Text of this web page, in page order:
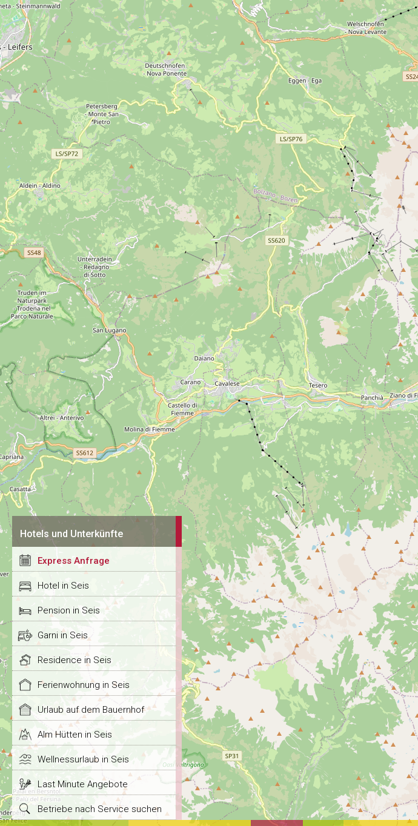
Hotels und Unterkünfte
Express Anfrage
Hotel in Seis
Pension in Seis
Garni in Seis
Residence in Seis
Ferienwohnung in Seis
Urlaub auf dem Bauernhof
Alm Hütten in Seis
Wellnessurlaub in Seis
Last Minute Angebote
Betriebe nach Service suchen